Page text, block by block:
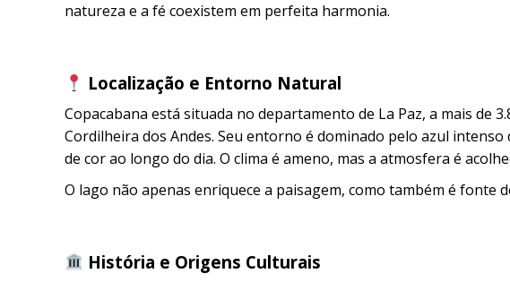
natureza e a fé coexistem em perfeita harmonia.
Localização e Entorno Natural
Copacabana está situada no departamento de La Paz, a mais de
Cordilheira dos Andes. Seu entorno é dominado pelo azul
de cor ao longo do dia. O clima é ameno, mas a atmosfera é
O lago não apenas enriquece a paisagem, como também é fonte
História e Origens Culturais